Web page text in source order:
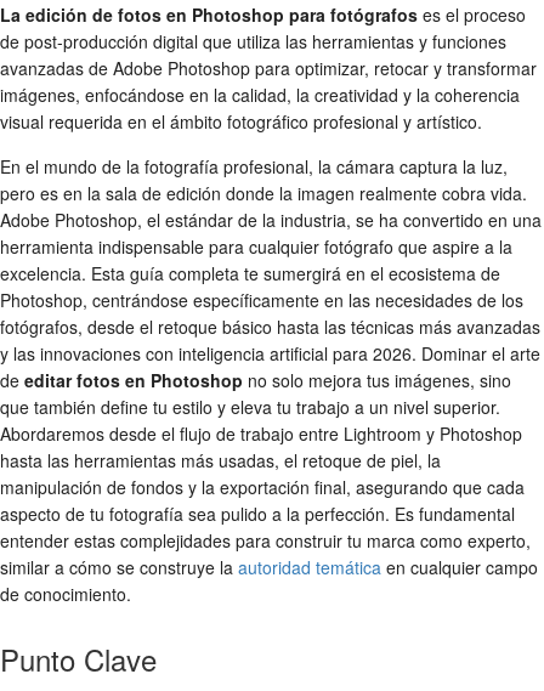
La edición de fotos en Photoshop para fotógrafos es el proceso
de post-producción digital que utiliza las herramientas y funciones
avanzadas de Adobe Photoshop para optimizar, retocar y transformar
imágenes, enfocándose en la calidad, la creatividad y la coherencia
visual requerida en el ámbito fotográfico profesional y artístico.
En el mundo de la fotografía profesional, la cámara captura la luz,
pero es en la sala de edición donde la imagen realmente cobra vida.
Adobe Photoshop, el estándar de la industria, se ha convertido en una
herramienta indispensable para cualquier fotógrafo que aspire a la
excelencia. Esta guía completa te sumergirá en el ecosistema de
Photoshop, centrándose específicamente en las necesidades de los
fotógrafos, desde el retoque básico hasta las técnicas más avanzadas
y las innovaciones con inteligencia artificial para 2026. Dominar el arte
de editar fotos en Photoshop no solo mejora tus imágenes, sino
que también define tu estilo y eleva tu trabajo a un nivel superior.
Abordaremos desde el flujo de trabajo entre Lightroom y Photoshop
hasta las herramientas más usadas, el retoque de piel, la
manipulación de fondos y la exportación final, asegurando que cada
aspecto de tu fotografía sea pulido a la perfección. Es fundamental
entender estas complejidades para construir tu marca como experto,
similar a cómo se construye la autoridad temática en cualquier campo
de conocimiento.
Punto Clave